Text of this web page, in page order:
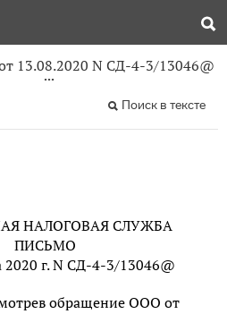
13.08.2020 N СД-4-3/13046@
Поиск в тексте
НАЛОГОВАЯ СЛУЖБА
ПИСЬМО
2020 г. N СД-4-3/13046@
обращение ООО от